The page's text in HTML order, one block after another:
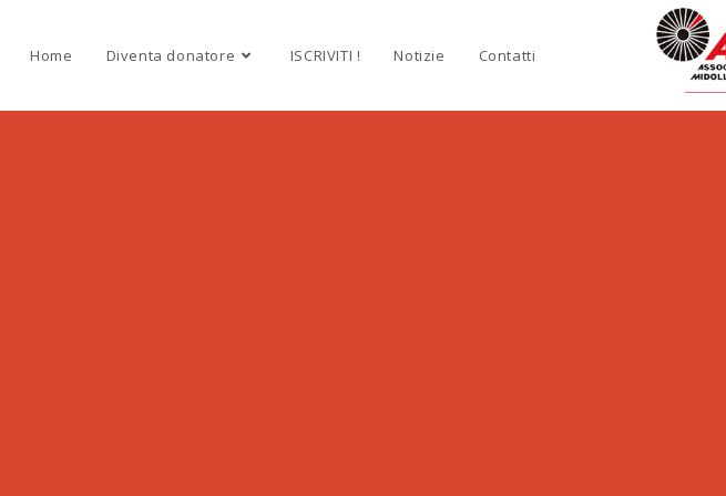
Home Diventa donatore ISCRIVITI ! Notizie Contatti